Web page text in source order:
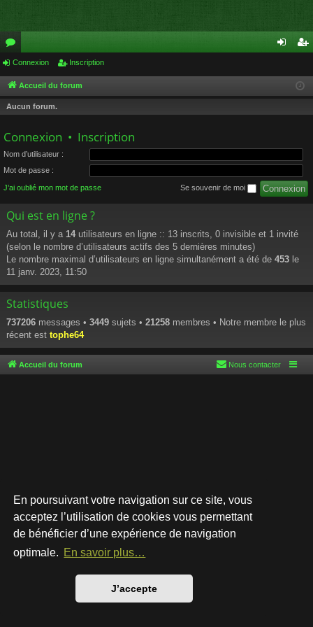
En poursuivant votre navigation sur ce site, vous
acceptez l’utilisation de cookies vous permettant
de bénéficier d’une expérience de navigation
optimale. En savoir plus…
J’accepte
or
u
m
cri
Connexion Inscription
Accueil du forum
Aucun forum.
Connexion • Inscription
Nom d’utilisateur :
Mot de passe :
J’ai oublié mon mot de passe Se souvenir de moi
Qui est en ligne ?
Au total, il y a 14 utilisateurs en ligne :: 13 inscrits, 0 invisible et 1 invité
(selon le nombre d’utilisateurs actifs des 5 dernières minutes)
Le nombre maximal d’utilisateurs en ligne simultanément a été de 453 le
11 janv. 2023, 11:50
Statistiques
737206 messages • 3449 sujets • 21258 membres • Notre membre le plus
récent est tophe64
Accueil du forum Nous contacter
Développé parphpBB® Forum Software © phpBB Limited
Style par
Traduction française officielle